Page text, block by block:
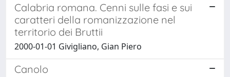
Calabria romana. Cenni sulle fasi e sui
caratteri della romanizzazione nel
territorio dei Bruttii
2000-01-01 Givigliano, Gian Piero
Canolo